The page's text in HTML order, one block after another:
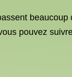
beaucoup
pouvez